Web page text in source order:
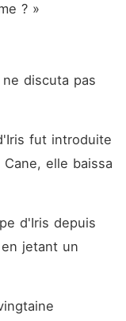
? »
discuta pas
fut introduite
elle baissa
d'Iris depuis
jetant un